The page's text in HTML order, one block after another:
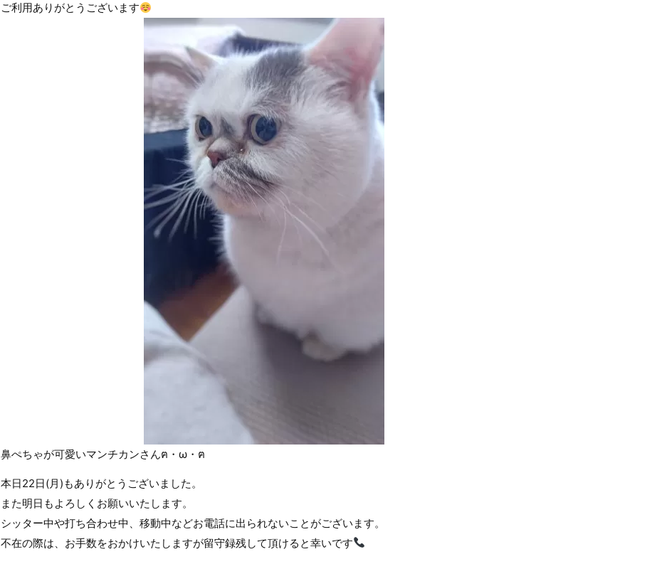
ご利用ありがとうございます
鼻ぺちゃが可愛いマンチカンさんฅ・ω・ฅ
本日22日(月)もありがとうございました。
また明日もよろしくお願いいたします。
シッター中や打ち合わせ中、移動中などお電話に出られないことがございます。
不在の際は、お手数をおかけいたしますが留守録残して頂けると幸いです